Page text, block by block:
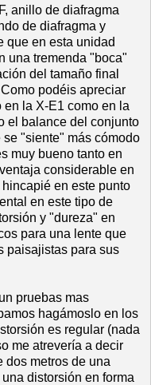
anillo de diafragma
de diafragma y
que en esta unidad
una tremenda "boca"
del tamaño final
podéis apreciar
en la X-E1 como en la
el balance del conjunto
"siente" más cómodo
muy bueno tanto en
considerable en
en este punto
en este tipo de
y "dureza" en
para una lente que
paisajistas para sus
pruebas mas
hagámoslo en los
es regular (nada
me atrevería a decir
dos metros de una
distorsión en forma